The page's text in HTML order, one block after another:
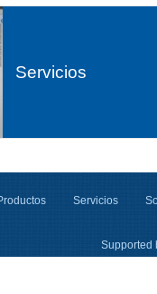
Servicios
Servicios
Supported